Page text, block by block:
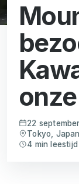
22
Tokyo, Japan
4 min leestijd